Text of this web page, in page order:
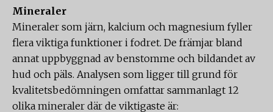
Mineraler
Mineraler som järn, kalcium och magnesium fyller
flera viktiga funktioner i fodret. De främjar bland
annat uppbyggnad av benstomme och bildandet av
hud och päls. Analysen som ligger till grund för
kvalitetsbedömningen omfattar sammanlagt 12
olika mineraler där de viktigaste är: